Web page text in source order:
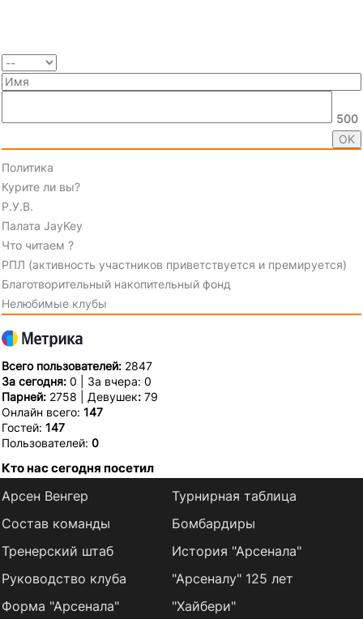
500
Политика
Курите ли вы?
Р.У.В.
Палата JayKey
Что читаем ?
РПЛ (активность участников приветствуется и премируется)
Благотворительный накопительный фонд
Нелюбимые клубы
Всего пользователей: 2847
За сегодня: 0 | За вчера: 0
Парней: 2758 | Девушек: 79
Онлайн всего: 147
Гостей: 147
Пользователей: 0
Кто нас сегодня посетил
Арсен Венгер
Состав команды
Тренерский штаб
Руководство клуба
Форма "Арсенала"
Турнирная таблица
Бомбардиры
История "Арсенала"
"Арсеналу" 125 лет
"Хайбери"